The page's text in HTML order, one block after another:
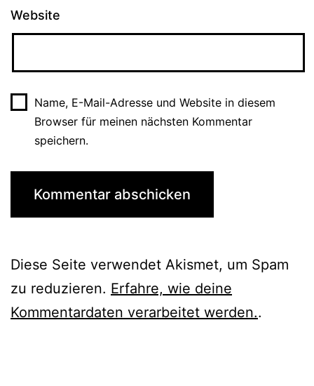
Website
Name, E-Mail-Adresse und Website in diesem
Browser für meinen nächsten Kommentar
speichern.
Diese Seite verwendet Akismet, um Spam
zu reduzieren. Erfahre, wie deine
Kommentardaten verarbeitet werden..